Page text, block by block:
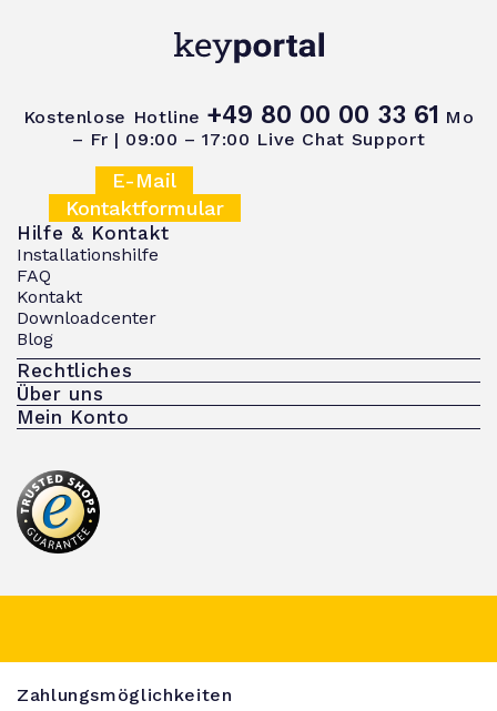
Kostenlose Hotline +49 80 00 00 33 61 Mo
– Fr | 09:00 – 17:00 Live Chat Support
E-Mail
Kontaktformular
Hilfe & Kontakt
Installationshilfe
FAQ
Kontakt
Downloadcenter
Blog
Rechtliches
Über uns
Mein Konto
Zahlungsmöglichkeiten